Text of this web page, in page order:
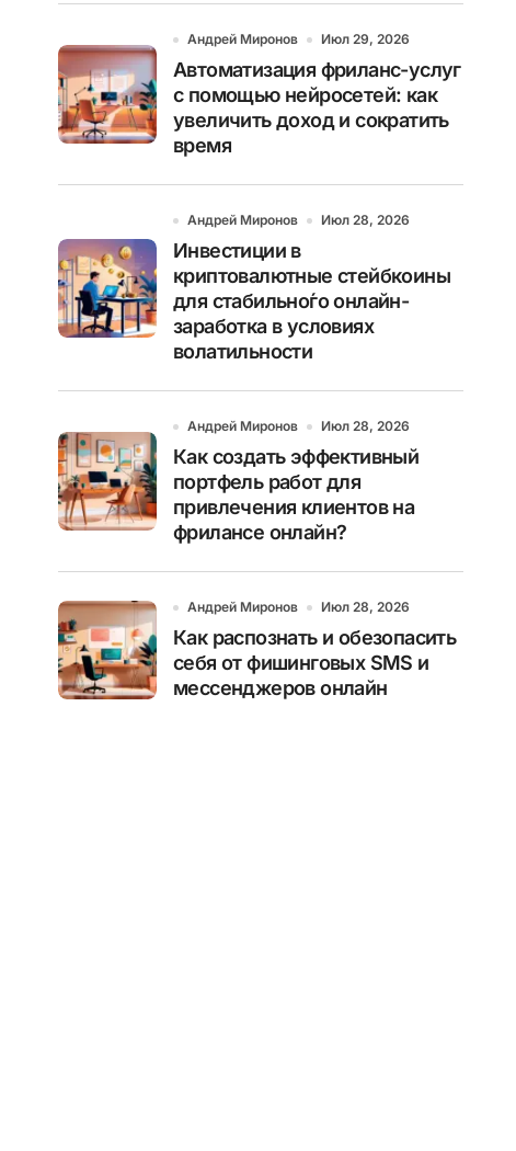
Андрей Миронов Июл 29, 2026
Автоматизация фриланс-услуг
с помощью нейросетей: как
увеличить доход и сократить
время
Андрей Миронов Июл 28, 2026
Инвестиции в
криптовалютные стейбкоины
для стабильно́го онлайн-
заработка в условиях
волатильности
Андрей Миронов Июл 28, 2026
Как создать эффективный
портфель работ для
привлечения клиентов на
фрилансе онлайн?
Андрей Миронов Июл 28, 2026
Как распознать и обезопасить
себя от фишинговых SMS и
мессенджеров онлайн